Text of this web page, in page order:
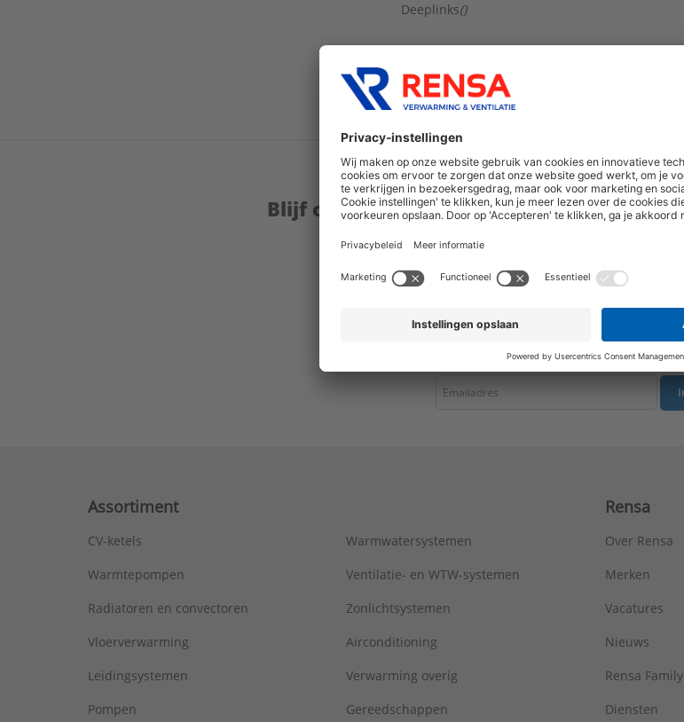
Deeplinks()
Blijf op de hoogte van nieuwe
Assortiment
CV-ketels
Warmtepompen
Radiatoren en convectoren
Vloerverwarming
Leidingsystemen
Pompen
Warmwatersystemen
Ventilatie- en WTW-systemen
Zonlichtsystemen
Airconditioning
Verwarming overig
Gereedschappen
Rensa
Over Rensa
Merken
Vacatures
Nieuws
Rensa Family
Diensten